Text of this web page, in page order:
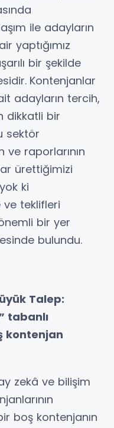
ile adayların
yaptığımız
bir şekilde
Kontenjanlar
adayların tercih,
dikkatli bir
sektör
raporlarının
ürettiğimizi
ki
teklifleri
bir yer
bulundu.
Talep:
tabanlı
kontenjan
zekâ ve bilişim
boş kontenjanın